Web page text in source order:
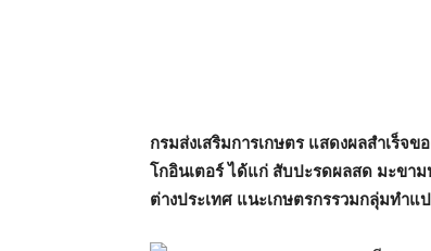
กรมส่งเสริมการเกษตร แสดงผลสำเร็จ
โกอินเตอร์ ได้แก่ สับปะรดผลสด มะขา
ต่างประเทศ แนะเกษตรกรรวมกลุ่มทำ